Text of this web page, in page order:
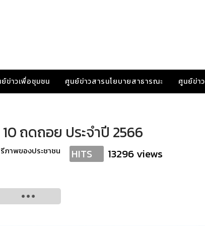
ข่าวเพื่อชุมชน ศูนย์ข่าวสารนโยบายสาธารณะ ศูนย์ข่า
ถดถอย ประจำปี 2566
ภาพของประชาชน HITS 13296 views